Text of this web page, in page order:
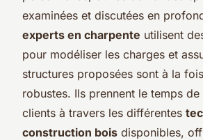
examinées et discutées en
experts en charpente utilisent
pour modéliser les charges et
structures proposées sont à la
robustes. Ils prennent le temps
clients à travers les différentes
construction bois disponibles,